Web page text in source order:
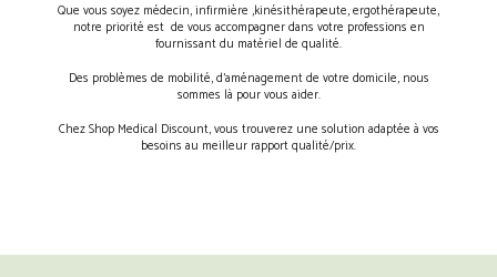
Que vous soyez médecin, infirmière ,kinésithérapeute, ergothérapeute,
notre priorité est de vous accompagner dans votre professions en
fournissant du matériel de qualité.
Des problèmes de mobilité, d’aménagement de votre domicile, nous
sommes là pour vous aider.
Chez Shop Medical Discount, vous trouverez une solution adaptée à vos
besoins au meilleur rapport qualité/prix.